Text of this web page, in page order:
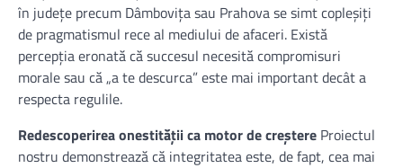
în județe precum Dâmbovița sau Prahova se simt copleșiți
de pragmatismul rece al mediului de afaceri. Există
percepția eronată că succesul necesită compromisuri
morale sau că „a te descurca” este mai important decât a
respecta regulile.
Redescoperirea onestității ca motor de creștere Proiectul
nostru demonstrează că integritatea este, de fapt, cea mai